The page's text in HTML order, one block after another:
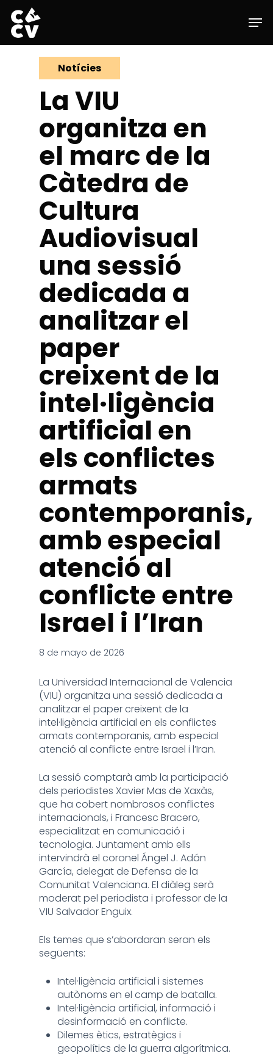
main
content
Notícies
La VIU
organitza en
el marc de la
Càtedra de
Cultura
Audiovisual
una sessió
dedicada a
analitzar el
paper
creixent de la
intel·ligència
artificial en
els conflictes
armats
contemporanis,
amb especial
atenció al
conflicte entre
Israel i l’Iran
8 de mayo de 2026
La Universidad Internacional de Valencia
(VIU) organitza una sessió dedicada a
analitzar el paper creixent de la
intel·ligència artificial en els conflictes
armats contemporanis, amb especial
atenció al conflicte entre Israel i l’Iran.
La sessió comptarà amb la participació
dels periodistes Xavier Mas de Xaxàs,
que ha cobert nombrosos conflictes
internacionals, i Francesc Bracero,
especialitzat en comunicació i
tecnologia. Juntament amb ells
intervindrà el coronel Ángel J. Adán
García, delegat de Defensa de la
Comunitat Valenciana. El diàleg serà
moderat pel periodista i professor de la
VIU Salvador Enguix.
Els temes que s’abordaran seran els
següents:
Intel·ligència artificial i sistemes
autònoms en el camp de batalla.
Intel·ligència artificial, informació i
desinformació en conflicte.
Dilemes ètics, estratègics i
geopolítics de la guerra algorítmica.
Menu